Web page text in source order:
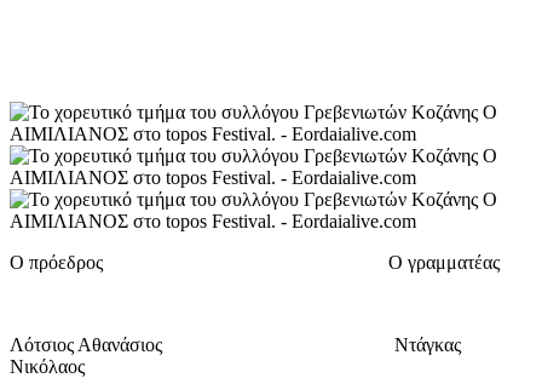
Ο πρόεδρος Ο γραμματέας
Λότσιος Αθανάσιος Ντάγκας
Νικόλαος